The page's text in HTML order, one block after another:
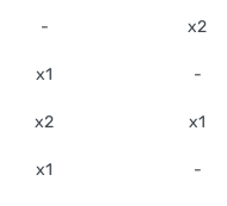
x2
-
-
x1
x1
x2
-
x1